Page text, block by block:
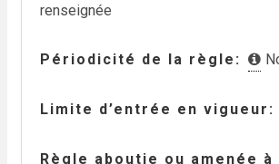
renseignée
Périodicité de la règle
Limite d’entrée en vigueur
Règle aboutie ou amenée